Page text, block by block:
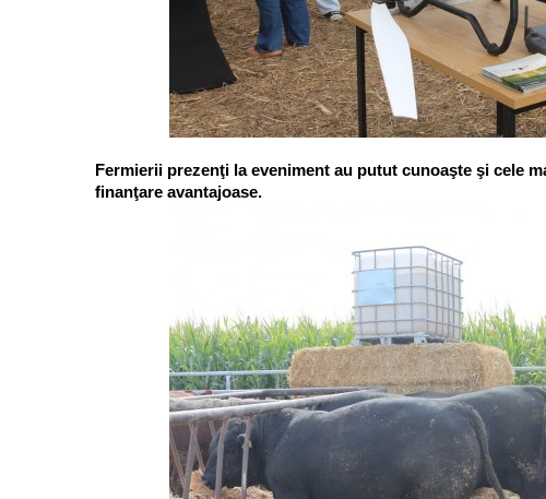
Fermierii prezenţi la eveniment au putut cunoaşte şi cele
finanţare avantajoase.